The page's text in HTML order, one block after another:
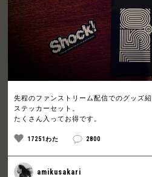
先程のファンストリーム配信でのグッズ紹
ステッカーセット。
たくさん入ってお得です。
17251わた 2800
amikusakari